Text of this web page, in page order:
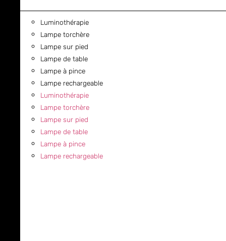
Luminothérapie
Lampe torchère
Lampe sur pied
Lampe de table
Lampe à pince
Lampe rechargeable
Luminothérapie
Lampe torchère
Lampe sur pied
Lampe de table
Lampe à pince
Lampe rechargeable